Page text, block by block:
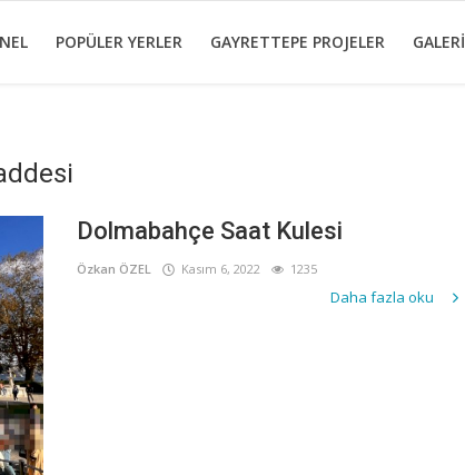
POPÜLER YERLER GAYRETTEPE PROJELER GALERI
Dolmabahçe Saat Kulesi
Özkan ÖZEL Kasım 6, 2022 1235
Daha fazla oku